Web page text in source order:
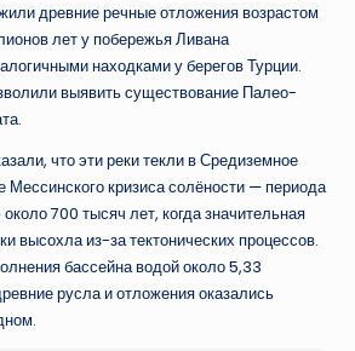
древние речные отложения возрастом
лет у побережья Ливана
находками у берегов Турции.
выявить существование Палео-
что эти реки текли в Средиземное
Мессинского кризиса солёности — периода
700 тысяч лет, когда значительная
высохла из-за тектонических процессов.
бассейна водой около 5,33
русла и отложения оказались